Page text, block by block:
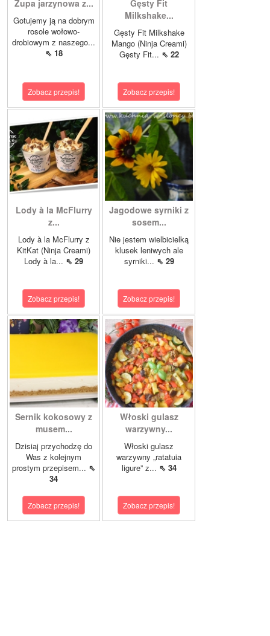
Zupa jarzynowa z...
Gotujemy ją na dobrym
rosole wołowo-
drobiowym z naszego...
⇖ 18
Zobacz przepis!
Gęsty Fit
Milkshake...
Gęsty Fit Milkshake
Mango (Ninja Creami)
Gęsty Fit... ⇖ 22
Zobacz przepis!
Lody à la McFlurry
z...
Lody à la McFlurry z
KitKat (Ninja Creami)
Lody à la... ⇖ 29
Zobacz przepis!
Jagodowe syrniki z
sosem...
Nie jestem wielbicielką
klusek leniwych ale
syrniki... ⇖ 29
Zobacz przepis!
Sernik kokosowy z
musem...
Dzisiaj przychodzę do
Was z kolejnym
prostym przepisem... ⇖
34
Zobacz przepis!
Włoski gulasz
warzywny...
Włoski gulasz
warzywny „ratatuia
ligure” z... ⇖ 34
Zobacz przepis!